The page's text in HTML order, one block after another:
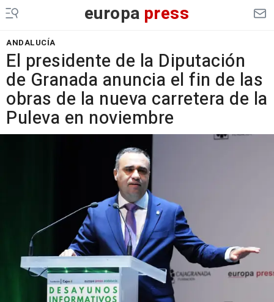
europa press
ANDALUCÍA
El presidente de la Diputación
de Granada anuncia el fin de las
obras de la nueva carretera de la
Puleva en noviembre